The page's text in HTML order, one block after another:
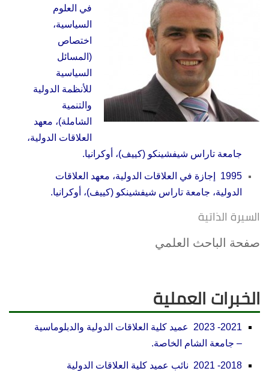
في العلوم
السياسية،
اختصاص
(المسائل
السياسية
للأنظمة الدولية
والتنمية
الشاملة)، معهد
العلاقات الدولية،
جامعة تاراس شيفشينكو (كييف)، أوكرانيا.
1995 إجازة في العلاقات الدولية، معهد العلاقات
الدولية، جامعة تاراس شيفشينكو (كييف)، أوكرانيا.
السيرة الذاتية
صفحة الباحث العلمي
الخبرات العملية
2021- 2023 عميد كلية العلاقات الدولية والدبلوماسية
– جامعة الشام الخاصة.
2018- 2021 نائب عميد كلية العلاقات الدولية